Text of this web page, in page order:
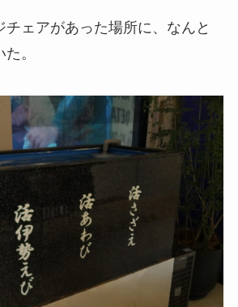
チェアがあった場所に、なんと
。